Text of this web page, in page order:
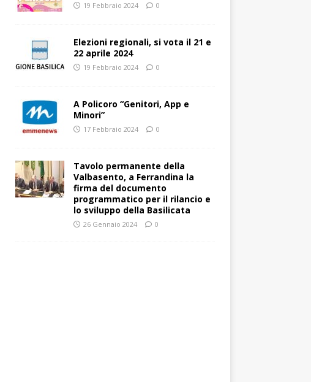
19 Febbraio 2024 0
Elezioni regionali, si vota il 21 e
22 aprile 2024
19 Febbraio 2024 0
A Policoro “Genitori, App e
Minori”
17 Febbraio 2024 0
Tavolo permanente della
Valbasento, a Ferrandina la
firma del documento
programmatico per il rilancio e
lo sviluppo della Basilicata
26 Gennaio 2024 0